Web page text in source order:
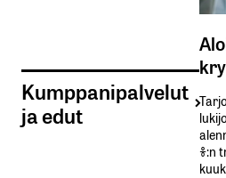
Kumppanipalvelut
ja edut
%:n